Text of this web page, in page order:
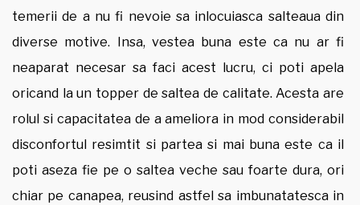
temerii de a nu fi nevoie sa inlocuiasca salteaua din
diverse motive. Insa, vestea buna este ca nu ar fi
neaparat necesar sa faci acest lucru, ci poti apela
oricand la un topper de saltea de calitate. Acesta are
rolul si capacitatea de a ameliora in mod considerabil
disconfortul resimtit si partea si mai buna este ca il
poti aseza fie pe o saltea veche sau foarte dura, ori
chiar pe canapea, reusind astfel sa imbunatatesca in